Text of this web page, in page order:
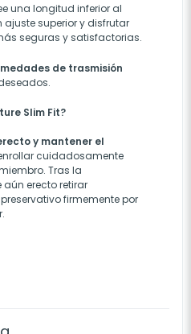
una longitud inferior al
ajuste superior y disfrutar
seguras y satisfactorias.
de trasmisión
Slim Fit?
y mantener el
cuidadosamente
Tras la
erecto retirar
firmemente por
.